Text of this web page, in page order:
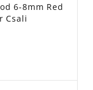
6-8mm Red
Csali